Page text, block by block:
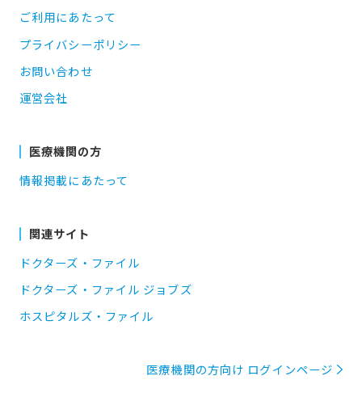
ご利用にあたって
プライバシーポリシー
お問い合わせ
運営会社
医療機関の方
情報掲載にあたって
関連サイト
ドクターズ・ファイル
ドクターズ・ファイル ジョブズ
ホスピタルズ・ファイル
医療機関の方向け ログインページ